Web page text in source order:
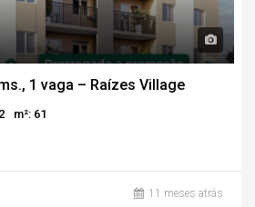
1 vaga – Raízes Village
m²: 61
11 meses atrás